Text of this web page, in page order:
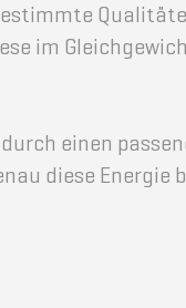
›
›
im
einen
diese Energie